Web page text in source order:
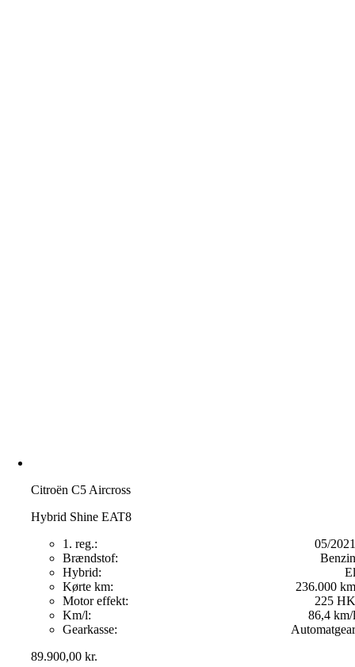
Citroën C5 Aircross
Hybrid Shine EAT8
1. reg.:
05/2021
Brændstof:
Benzin
Hybrid:
El
Kørte km:
236.000 km
Motor effekt:
225 HK
Km/l:
86,4 km/l
Gearkasse:
Automatgear
89.900,00kr.